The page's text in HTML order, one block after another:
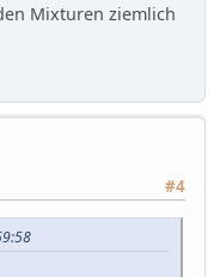
Mixturen ziemlich
#4